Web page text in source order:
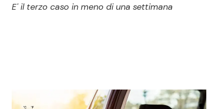
News Spettacolo
E' il terzo caso in meno di una settimana